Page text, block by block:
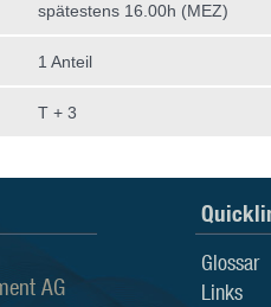
spätestens 16.00h (MEZ)
1 Anteil
T + 3
AG
Glossar
Links